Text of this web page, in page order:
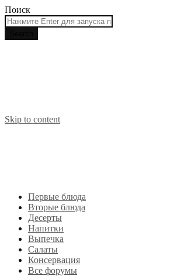
Поиск
Skip to content
Первые блюда
Вторые блюда
Десерты
Напитки
Выпечка
Салаты
Консервация
Все форумы